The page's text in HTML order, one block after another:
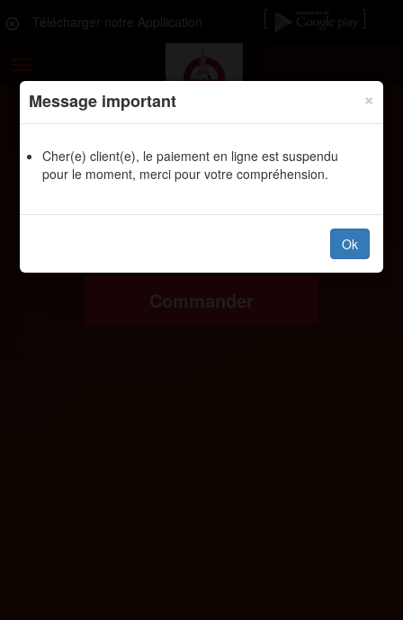
Télécharger notre Appllication
navigation
Commander
Message important ×
Cher(e) client(e), le paiement en ligne est suspendu
pour le moment, merci pour votre compréhension.
Ok